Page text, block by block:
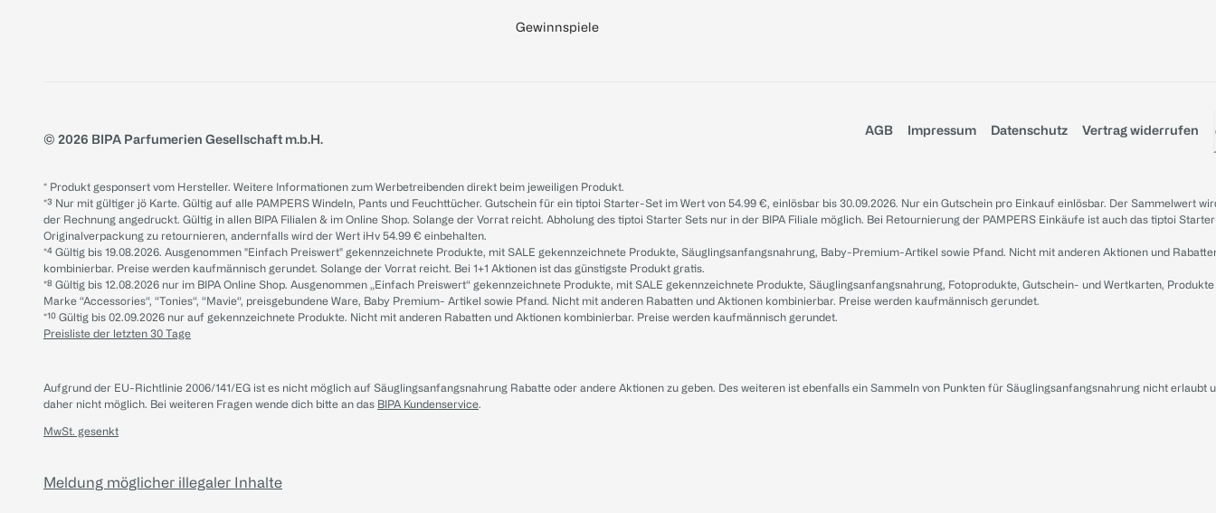
Gewinnspiele
© 2026 BIPA Parfumerien Gesellschaft m.b.H.
AGB Impressum Datenschutz Vertrag widerrufen
* Produkt gesponsert vom Hersteller. Weitere Informationen zum Werbetreibenden direkt beim jeweiligen Produkt.
*³ Nur mit gültiger jö Karte. Gültig auf alle PAMPERS Windeln, Pants und Feuchttücher. Gutschein für ein tiptoi Starter-Set im Wert von 54.99 €, einlösbar bis 30.09.2026. Nur ein Gutschein pro Einkauf einlösbar. Der Sammelwert
der Rechnung angedruckt. Gültig in allen BIPA Filialen & im Online Shop. Solange der Vorrat reicht. Abholung des tiptoi Starter Sets nur in der BIPA Filiale möglich. Bei Retournierung der PAMPERS Einkäufe ist auch das tiptoi
Originalverpackung zu retournieren, andernfalls wird der Wert iHv 54.99 € einbehalten.
*⁴ Gültig bis 19.08.2026. Ausgenommen "Einfach Preiswert" gekennzeichnete Produkte, mit SALE gekennzeichnete Produkte, Säuglingsanfangsnahrung, Baby-Premium-Artikel sowie Pfand. Nicht mit anderen Aktionen und
kombinierbar. Preise werden kaufmännisch gerundet. Solange der Vorrat reicht. Bei 1+1 Aktionen ist das günstigste Produkt gratis.
*⁸ Gültig bis 12.08.2026 nur im BIPA Online Shop. Ausgenommen „Einfach Preiswert“ gekennzeichnete Produkte, mit SALE gekennzeichnete Produkte, Säuglingsanfangsnahrung, Fotoprodukte, Gutschein- und Wertkarten,
Marke “Accessories“, “Tonies“, “Mavie“, preisgebundene Ware, Baby Premium- Artikel sowie Pfand. Nicht mit anderen Rabatten und Aktionen kombinierbar. Preise werden kaufmännisch gerundet.
*¹⁰ Gültig bis 02.09.2026 nur auf gekennzeichnete Produkte. Nicht mit anderen Rabatten und Aktionen kombinierbar. Preise werden kaufmännisch gerundet.
Preisliste der letzten 30 Tage
Aufgrund der EU-Richtlinie 2006/141/EG ist es nicht möglich auf Säuglingsanfangsnahrung Rabatte oder andere Aktionen zu geben. Des weiteren ist ebenfalls ein Sammeln von Punkten für Säuglingsanfangsnahrung nicht erlaubt
daher nicht möglich. Bei weiteren Fragen wende dich bitte an das BIPA Kundenservice.
MwSt. gesenkt
Meldung möglicher illegaler Inhalte